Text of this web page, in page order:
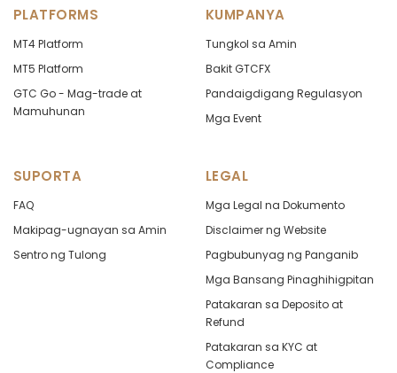
PLATFORMS
MT4 Platform
MT5 Platform
GTC Go - Mag-trade at
Mamuhunan
KUMPANYA
Tungkol sa Amin
Bakit GTCFX
Pandaigdigang Regulasyon
Mga Event
SUPORTA
FAQ
Makipag-ugnayan sa Amin
Sentro ng Tulong
LEGAL
Mga Legal na Dokumento
Disclaimer ng Website
Pagbubunyag ng Panganib
Mga Bansang Pinaghihigpitan
Patakaran sa Deposito at
Refund
Patakaran sa KYC at
Compliance